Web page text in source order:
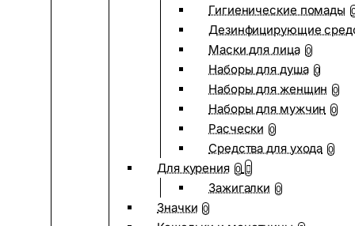
Гигиенические помады
Дезинфицирующие
Маски для лица 0
Наборы для душа 0
Наборы для женщин 0
Наборы для мужчин 0
Расчески 0
Средства для ухода 0
Для курения 0
Зажигалки 0
Значки 0